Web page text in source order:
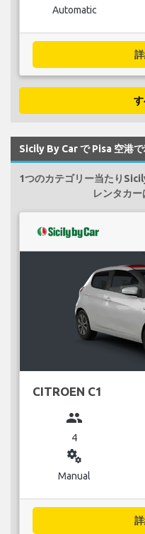
Automatic
Sicily By Car で Pisa 空港
1つのカテゴリー当たり
レンタカ
CITROEN C1
group
4
miscellaneous_services
Manual